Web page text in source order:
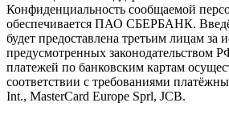
Конфиденциальность сообщаемой
обеспечивается ПАО СБЕРБАНК.
будет предоставлена третьим лицам за
предусмотренных законодательством
платежей по банковским картам
соответствии с требованиями
Int., MasterCard Europe Sprl, JCB.